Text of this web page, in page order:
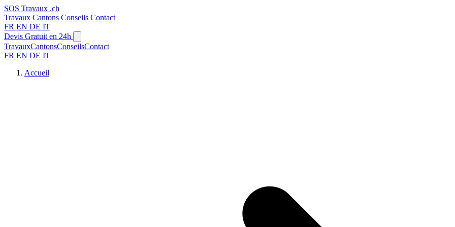
SOS Travaux .ch
Travaux Cantons Conseils Contact
FR EN DE IT
Devis Gratuit en 24h
TravauxCantonsConseilsContact
FR EN DE IT
Accueil